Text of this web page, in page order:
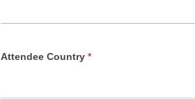
Attendee Country *